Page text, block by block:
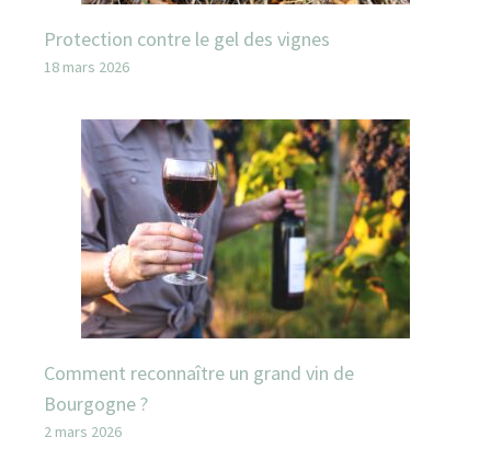
Protection contre le gel des vignes
18 mars 2026
Comment reconnaître un grand vin de
Bourgogne ?
2 mars 2026